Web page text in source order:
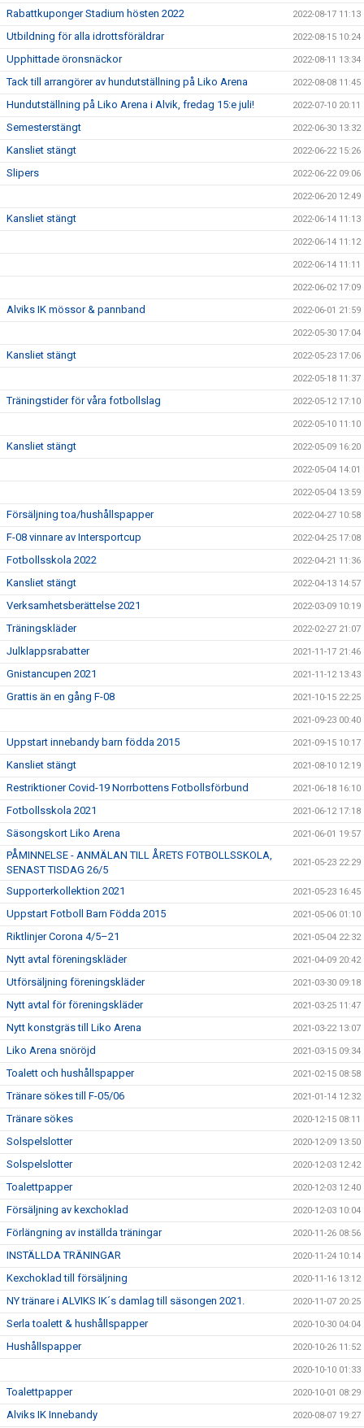
Rabattkuponger Stadium hösten 2022 2022-08-17 11:13
Utbildning för alla idrottsföräldrar 2022-08-15 10:24
Upphittade öronsnäckor 2022-08-11 13:34
Tack till arrangörer av hundutställning på Liko Arena 2022-08-08 11:45
Hundutställning på Liko Arena i Alvik, fredag 15:e juli! 2022-07-10 20:11
Semesterstängt 2022-06-30 13:32
Kansliet stängt 2022-06-22 15:26
Slipers 2022-06-22 09:06
2022-06-20 12:49
Kansliet stängt 2022-06-14 11:13
2022-06-14 11:12
2022-06-14 11:11
2022-06-02 17:09
Alviks IK mössor & pannband 2022-06-01 21:59
2022-05-30 17:04
Kansliet stängt 2022-05-23 17:06
2022-05-18 11:37
Träningstider för våra fotbollslag 2022-05-12 17:10
2022-05-10 11:10
Kansliet stängt 2022-05-09 16:20
2022-05-04 14:01
2022-05-04 13:59
Försäljning toa/hushållspapper 2022-04-27 10:58
F-08 vinnare av Intersportcup 2022-04-25 17:08
Fotbollsskola 2022 2022-04-21 11:36
Kansliet stängt 2022-04-13 14:57
Verksamhetsberättelse 2021 2022-03-09 10:19
Träningskläder 2022-02-27 21:07
Julklappsrabatter 2021-11-17 21:46
Gnistancupen 2021 2021-11-12 13:43
Grattis än en gång F-08 2021-10-15 22:25
2021-09-23 00:40
Uppstart innebandy barn födda 2015 2021-09-15 10:17
Kansliet stängt 2021-08-10 12:19
Restriktioner Covid-19 Norrbottens Fotbollsförbund 2021-06-18 16:10
Fotbollsskola 2021 2021-06-12 17:18
Säsongskort Liko Arena 2021-06-01 19:57
PÅMINNELSE - ANMÄLAN TILL ÅRETS FOTBOLLSSKOLA,
SENAST TISDAG 26/5
2021-05-23 22:29
Supporterkollektion 2021 2021-05-23 16:45
Uppstart Fotboll Barn Födda 2015 2021-05-06 01:10
Riktlinjer Corona 4/5–21 2021-05-04 22:32
Nytt avtal föreningskläder 2021-04-09 20:42
Utförsäljning föreningskläder 2021-03-30 09:18
Nytt avtal för föreningskläder 2021-03-25 11:47
Nytt konstgräs till Liko Arena 2021-03-22 13:07
Liko Arena snöröjd 2021-03-15 09:34
Toalett och hushållspapper 2021-02-15 08:58
Tränare sökes till F-05/06 2021-01-14 12:32
Tränare sökes 2020-12-15 08:11
Solspelslotter 2020-12-09 13:50
Solspelslotter 2020-12-03 12:42
Toalettpapper 2020-12-03 12:40
Försäljning av kexchoklad 2020-12-03 10:04
Förlängning av inställda träningar 2020-11-26 08:56
INSTÄLLDA TRÄNINGAR 2020-11-24 10:14
Kexchoklad till försäljning 2020-11-16 13:12
NY tränare i ALVIKS IK´s damlag till säsongen 2021. 2020-11-07 20:25
Serla toalett & hushållspapper 2020-10-30 04:04
Hushållspapper 2020-10-26 11:52
2020-10-10 01:33
Toalettpapper 2020-10-01 08:29
Alviks IK Innebandy 2020-08-07 19:27